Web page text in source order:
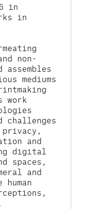
in
in
non-
mediums
and
digital
spaces,
and